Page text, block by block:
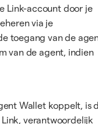
Link-account door je
via je
toegang van de
van de agent, indien
Wallet koppelt, is
verantwoordelijk